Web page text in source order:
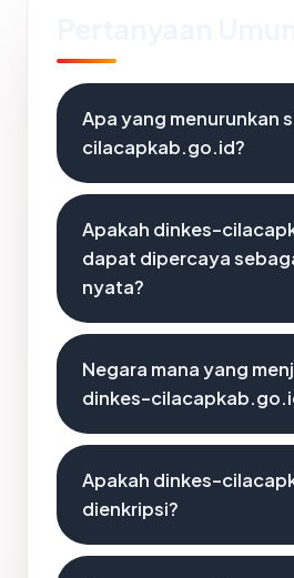
Apa yang menurunkan
cilacapkab.go.id?
Apakah dinkes-
dapat dipercaya
nyata?
Negara mana yang
dinkes-
Apakah dinkes-
dienkripsi?